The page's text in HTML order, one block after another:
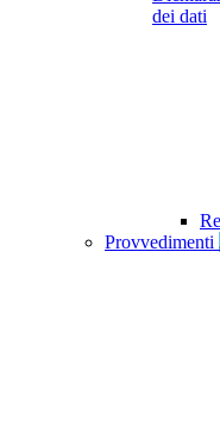
dei dati
Provvedimenti